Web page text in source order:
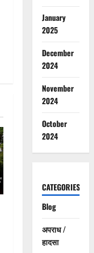
January
2025
December
2024
November
2024
October
2024
CATEGORIES
Blog
अपराध /
हादसा